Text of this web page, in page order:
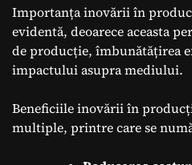
Importanța inovării în
evidentă, deoarece aceasta
de producție, îmbunătățirea
impactului asupra mediului.
Beneficiile inovării în
multiple, printre care se